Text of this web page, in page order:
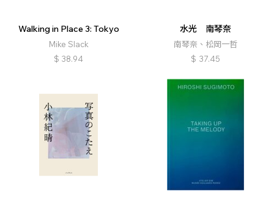
Walking in Place 3: Tokyo
Mike Slack
$ 38.94
水光 南琴奈
南琴奈、松岡一哲
$ 37.45